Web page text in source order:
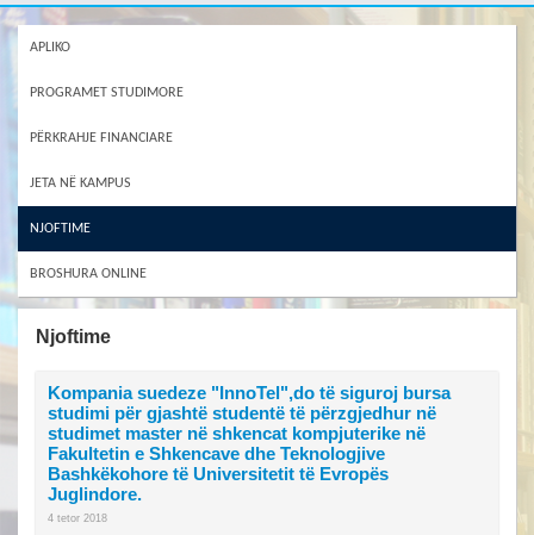
APLIKO
PROGRAMET STUDIMORE
PËRKRAHJE FINANCIARE
JETA NË KAMPUS
NJOFTIME
BROSHURA ONLINE
Njoftime
Kompania suedeze "InnoTel",do të siguroj bursa
studimi për gjashtë studentë të përzgjedhur në
studimet master në shkencat kompjuterike në
Fakultetin e Shkencave dhe Teknologjive
Bashkëkohore të Universitetit të Evropës
Juglindore.
4 tetor 2018